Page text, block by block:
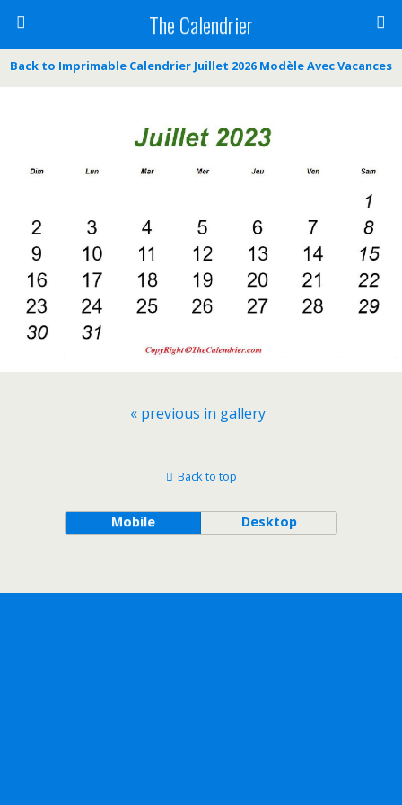
The Calendrier
Back to Imprimable Calendrier Juillet 2026 Modèle Avec Vacances
« previous in gallery
Back to top
Mobile Desktop